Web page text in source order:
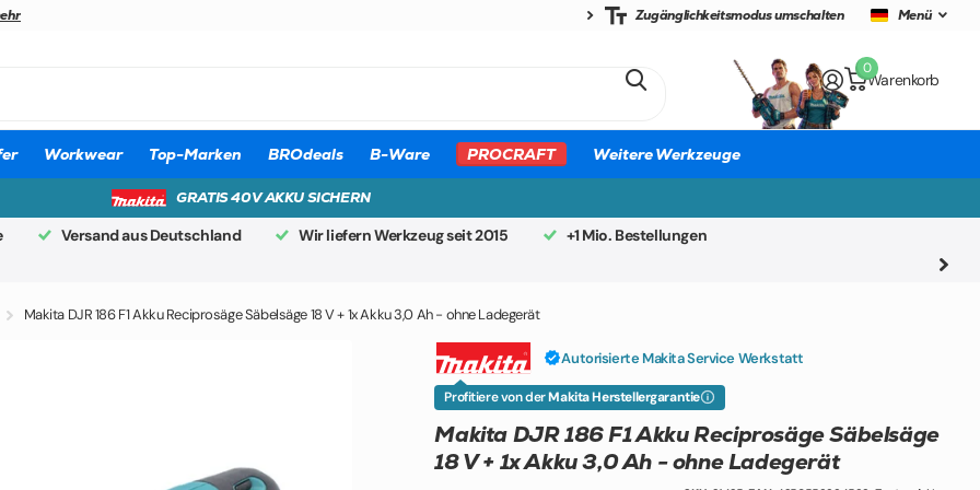
Zugänglichkeitsmodus umschalten Menü
Warenkorb
0
Workwear Top-Marken BROdeals B-Ware PROCRAFT Weitere Werkzeuge
GRATIS 40V AKKU SICHERN
Versand aus Deutschland Wir liefern Werkzeug seit 2015
+1 Mio. Bestellungen
Makita DJR 186 F1 Akku Reciprosäge Säbelsäge 18 V + 1x Akku 3,0 Ah - ohne Ladegerät
Autorisierte Makita Service Werkstatt
Profitiere von derMakita Herstellergarantie
Makita DJR 186 F1 Akku Reciprosäge Säbelsäge
18 V + 1x Akku 3,0 Ah - ohne Ladegerät